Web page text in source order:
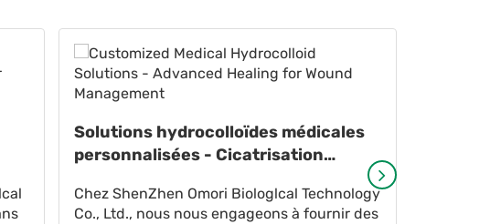
Solutions hydrocolloïdes médicales
personnalisées - Cicatrisation
Chez ShenZhen Omori Biologlcal Technology
Co., Ltd., nous nous engageons à fournir des